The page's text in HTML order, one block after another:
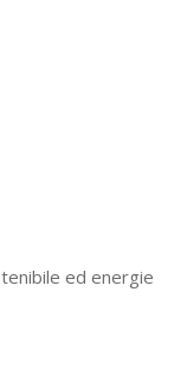
ed energie